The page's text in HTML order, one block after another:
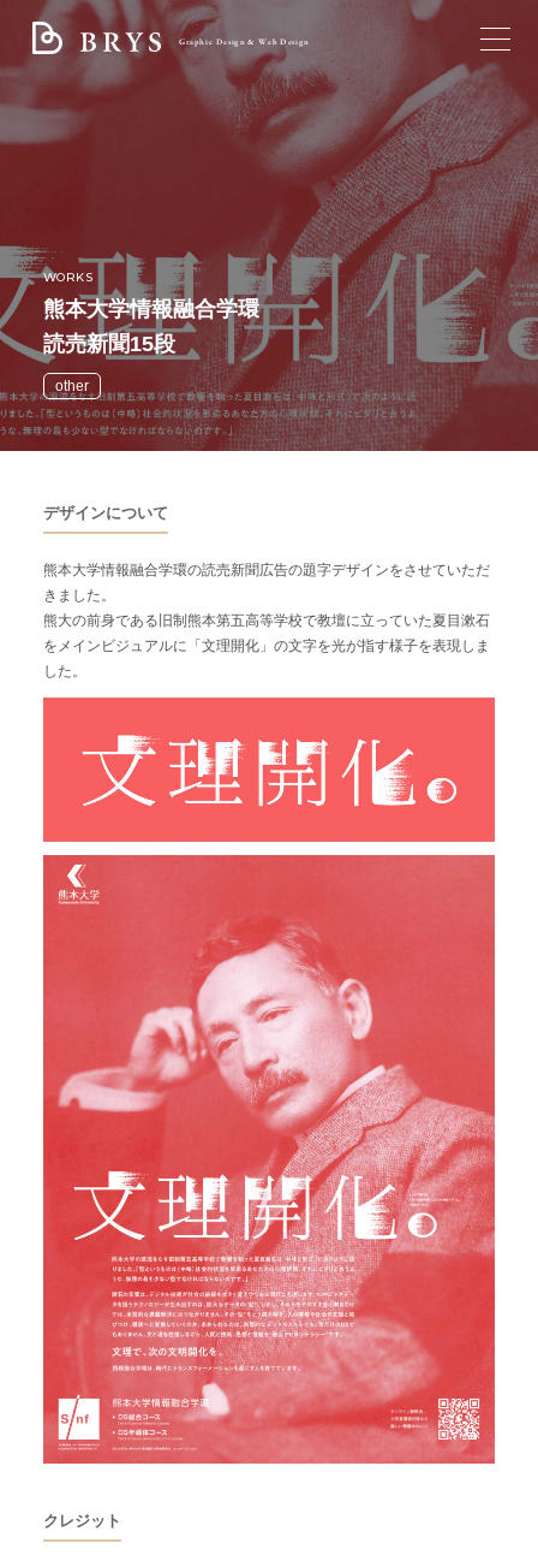
Graphic Design & Web Design
TOP
サービス
制作実績
すべて
トータルデザイン
ロゴ
パンフレット・リーフレット
名刺・ショップカード・封筒
本・雑誌
パッケージ
WEBサイト・ホームページ
ブログ
WORKS
熊本大学情報融合学環
読売新聞15段
other
デザインについて
熊本大学情報融合学環の読売新聞広告の題字デザインをさせていただ
きました。
熊大の前身である旧制熊本第五高等学校で教壇に立っていた夏目漱石
をメインビジュアルに「文理開化」の文字を光が指す様子を表現しま
した。
クレジット